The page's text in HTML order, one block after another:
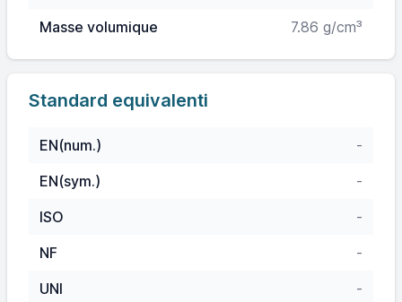
Masse volumique
7.86 g/cm³
Standard equivalenti
EN(num.)
-
EN(sym.)
-
ISO
-
NF
-
UNI
-